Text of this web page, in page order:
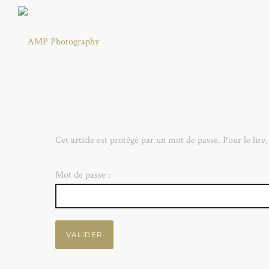
Cet article est protégé par un mot de passe. Pour le
Mot de passe :